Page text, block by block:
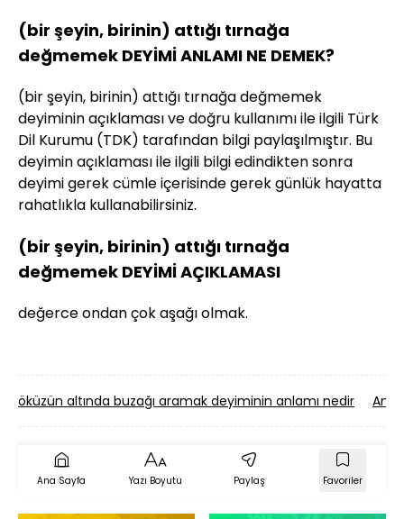
(bir şeyin, birinin) attığı tırnağa
değmemek DEYİMİ ANLAMI NE DEMEK?
(bir şeyin, birinin) attığı tırnağa değmemek
deyiminin açıklaması ve doğru kullanımı ile ilgili Türk
Dil Kurumu (TDK) tarafından bilgi paylaşılmıştır. Bu
deyimin açıklaması ile ilgili bilgi edindikten sonra
deyimi gerek cümle içerisinde gerek günlük hayatta
rahatlıkla kullanabilirsiniz.
(bir şeyin, birinin) attığı tırnağa
değmemek DEYİMİ AÇIKLAMASI
değerce ondan çok aşağı olmak.
öküzün altında buzağı aramak deyiminin anlamı nedir
Ana Sayfa Yazı Boyutu Paylaş Favoriler